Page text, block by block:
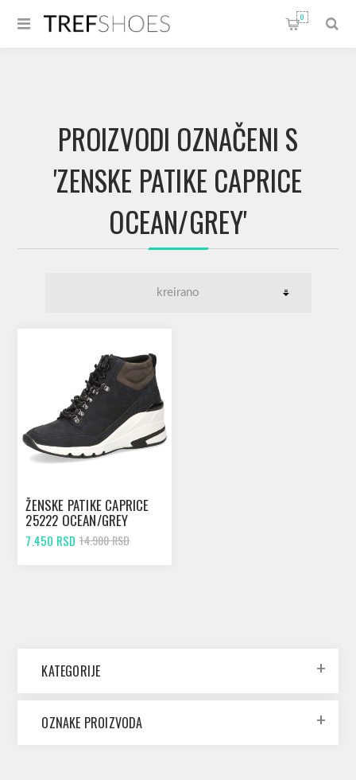
0
PROIZVODI OZNAČENI S
'ZENSKE PATIKE CAPRICE
OCEAN/GREY'
ŽENSKE PATIKE CAPRICE
25222 OCEAN/GREY
7.450 RSD 14.900 RSD
KATEGORIJE
OZNAKE PROIZVODA